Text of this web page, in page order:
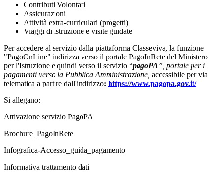
Contributi Volontari
Assicurazioni
Attività extra-curriculari (progetti)
Viaggi di istruzione e visite guidate
Per accedere al servizio dalla piattaforma Classeviva, la funzione
"PagoOnLine" indirizza verso il portale PagoInRete del Ministero
per l'Istruzione e quindi verso il servizio “pagoPA ”, portale per i
pagamenti verso la Pubblica Amministrazione, accessibile per via
telematica a partire dall'indirizzo: https://www.pagopa.gov.it/
Si allegano:
Attivazione servizio PagoPA
Brochure_PagoInRete
Infografica-Accesso_guida_pagamento
Informativa trattamento dati